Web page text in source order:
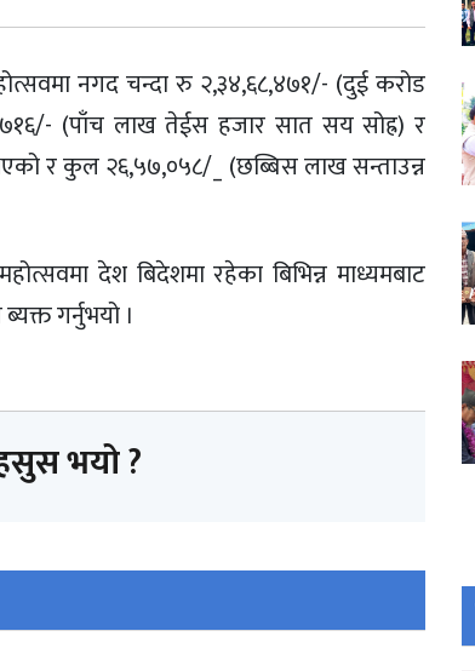
नगद चन्दा रु २,३४,६८,४७१/- (दुई करोड
(पाँच लाख तेईस हजार सात सय सोह्र) र
र कुल २६,५७,०५८/_ (छब्बिस लाख सन्ताउन्न
देश बिदेशमा रहेका बिभिन्न माध्यमबाट
गर्नुभयो ।
भयो ?